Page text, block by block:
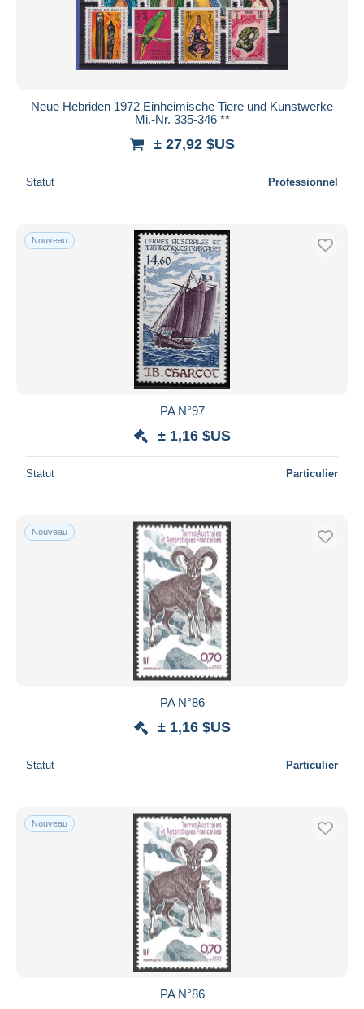
Neue Hebriden 1972 Einheimische Tiere und Kunstwerke
Mi.-Nr. 335-346 **
± 27,92 $US
Statut Professionnel
Nouveau
PA N°97
± 1,16 $US
Statut Particulier
Nouveau
PA N°86
± 1,16 $US
Statut Particulier
Nouveau
PA N°86